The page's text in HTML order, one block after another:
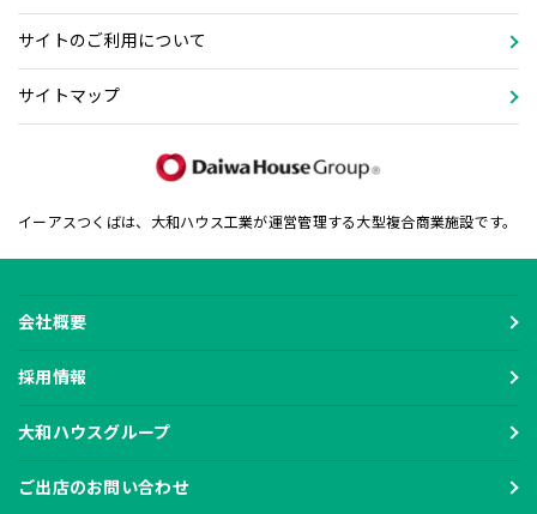
サイトのご利用について
サイトマップ
イーアスつくばは、大和ハウス工業が運営管理する大型複合商業施設です。
会社概要
採用情報
大和ハウスグループ
ご出店のお問い合わせ